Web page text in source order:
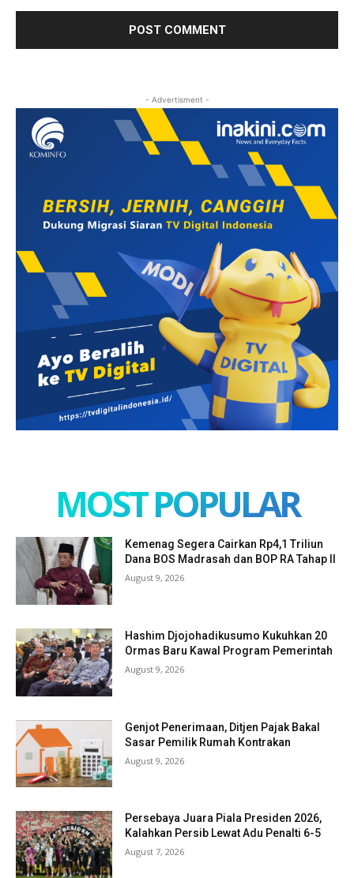
- Advertisment -
MOST POPULAR
Kemenag Segera Cairkan Rp4,1 Triliun
Dana BOS Madrasah dan BOP RA Tahap II
August 9, 2026
Hashim Djojohadikusumo Kukuhkan 20
Ormas Baru Kawal Program Pemerintah
August 9, 2026
Genjot Penerimaan, Ditjen Pajak Bakal
Sasar Pemilik Rumah Kontrakan
August 9, 2026
Persebaya Juara Piala Presiden 2026,
Kalahkan Persib Lewat Adu Penalti 6-5
August 7, 2026